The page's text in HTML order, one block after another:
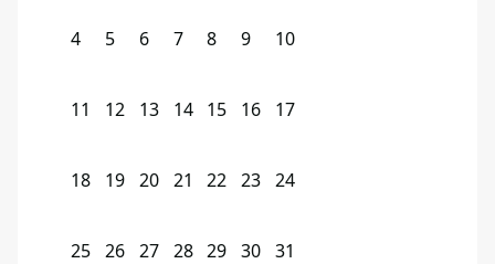
4 5 6 7 8 9 10
11 12 13 14 15 16 17
18 19 20 21 22 23 24
25 26 27 28 29 30 31